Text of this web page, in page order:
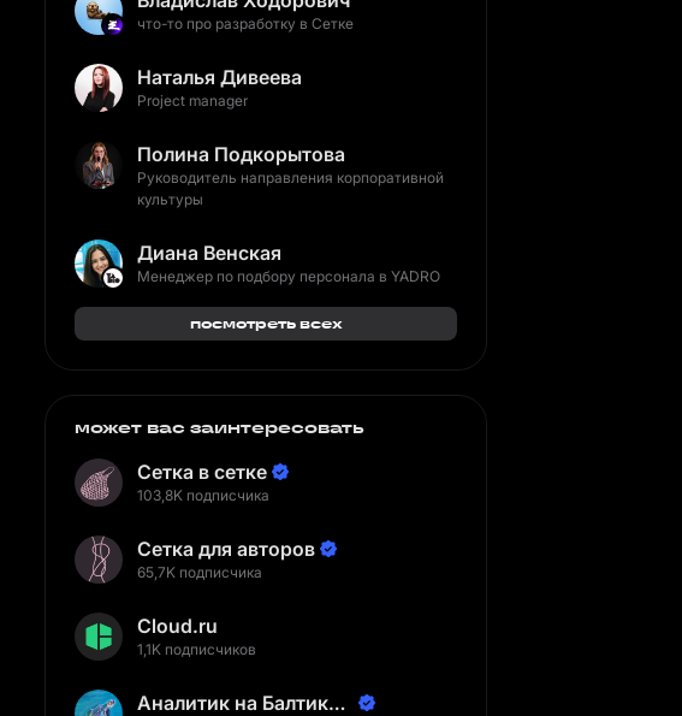
что-то про разработку в Сетке
Наталья Дивеева
Project manager
Полина Подкорытова
Руководитель направления корпоративной
культуры
Диана Венская
Менеджер по подбору персонала в YADRO
посмотреть всех
может вас заинтересовать
Сетка в сетке
103,8K подписчика
Сетка для авторов
65,7K подписчика
Cloud.ru
1,1K подписчиков
Аналитик на Балтике |